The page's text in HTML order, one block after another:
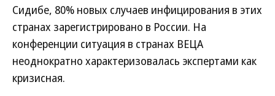
Сидибе, 80% новых случаев инфицирования в этих
странах зарегистрировано в России. На
конференции ситуация в странах ВЕЦА
неоднократно характеризовалась экспертами как
кризисная.